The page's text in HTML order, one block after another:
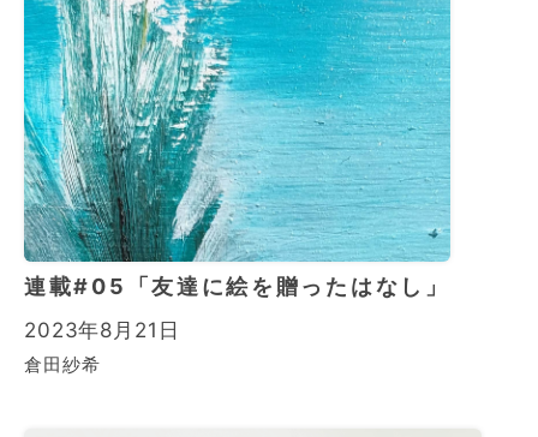
連載#05「友達に絵を贈ったはなし」
2023年8月21日
倉田紗希